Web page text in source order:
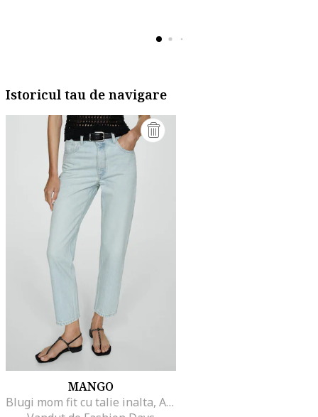
Istoricul tau de navigare
MANGO
Blugi mom fit cu talie inalta, Albastru deschis